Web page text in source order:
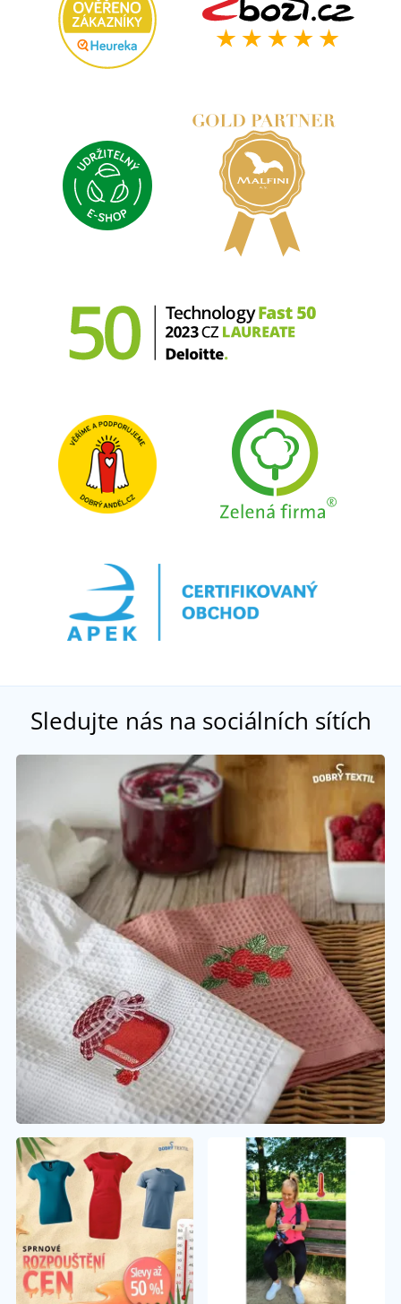
Sledujte nás na sociálních sítích